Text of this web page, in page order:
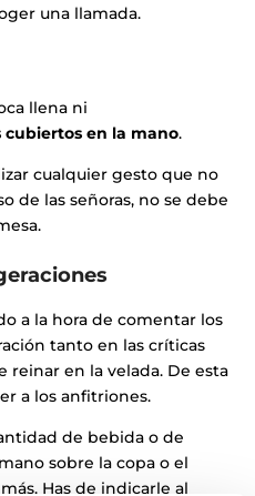
una llamada.
llena ni
cubiertos en la mano.
cualquier gesto que no
de las señoras, no se debe
a la hora de comentar los
tanto en las críticas
reinar en la velada. De esta
a los anfitriones.
de bebida o de
sobre la copa o el
Has de indicarle al